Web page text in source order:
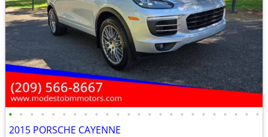
• • • • • • • • • • • • • • • • • • • • • • • •
2015 PORSCHE CAYENNE